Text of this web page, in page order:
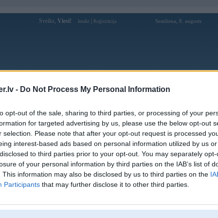
- Do Not Process My Personal Information
opt-out of the sale, sharing to third parties, or processing of your
for targeted advertising by us, please use the below opt-out
selection. Please note that after your opt-out request is processed
interest-based ads based on personal information utilized by us
to third parties prior to your opt-out. You may separately
of your personal information by third parties on the IAB’s list of
This information may also be disclosed by us to third parties on the
Participants that may further disclose it to other third parties.
Sveiks, Viesi! Ienākt Reģistrācija Sestdiena, 8. augusts
Forums Galerijas Reģistrācija Lietotāji
Lietotāja trangvb88techso profils
Lietotājvārds:
trangvb88techso
Ziņojumi forumā:
0
Pēdējie ziņojumi forumā